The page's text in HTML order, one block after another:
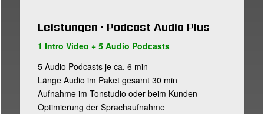
Leistungen · Podcast Audio Plus
1 Intro Video + 5 Audio Podcasts
5 Audio Podcasts je ca. 6 min
Länge Audio im Paket gesamt 30 min
Aufnahme im Tonstudio oder beim Kunden
Optimierung der Sprachaufnahme